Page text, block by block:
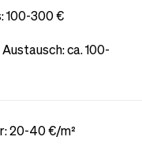
100-300 €
ca. 100-
20-40 €/m²